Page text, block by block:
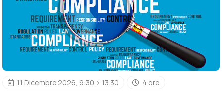
11 Dicembre 2026, 9:30 > 13:30 4 ore